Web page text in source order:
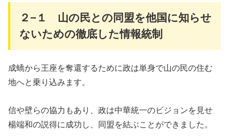
２−１ 山の民との同盟を他国に知らせ
ないための徹底した情報統制
成蟜から王座を奪還するために政は単身で山の民の住む
地へと乗り込みます。
信や壁らの協力もあり、政は中華統一のビジョンを見せ
楊端和の説得に成功し、同盟を結ぶことができました。